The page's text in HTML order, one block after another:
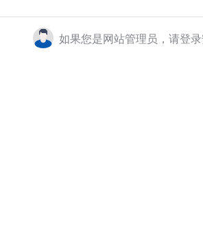
如果您是网站管理员，请登